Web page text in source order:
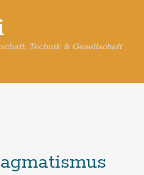
Technik & Gesellschaft